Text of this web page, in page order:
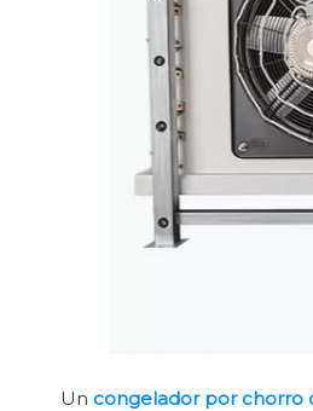
Un congelador por chorro